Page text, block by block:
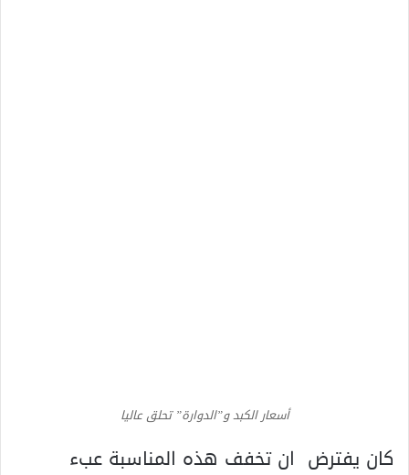
أسعار الكبد و”الدوارة” تحلق عاليا
كان يفترض ان تخفف هذه المناسبة عبء